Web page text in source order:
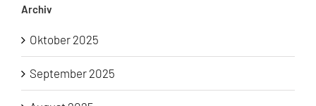
Archiv
Oktober 2025
September 2025